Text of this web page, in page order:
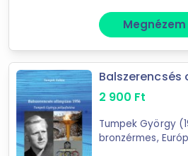
Forgalmazók
Libri
Megnézem
Balszerencsés
2 900 Ft
Tumpek György
bronzérmes,